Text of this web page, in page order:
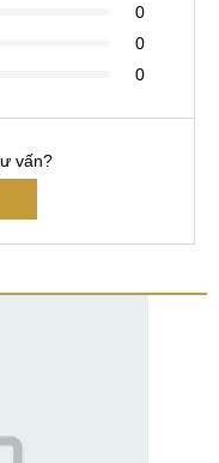
0
0
0
vấn?